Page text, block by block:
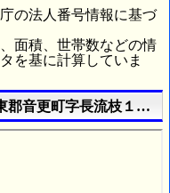
の法人番号情報に基づ
面積、世帯数などの情
を基に計算していま
郡音更町字長流枝１番